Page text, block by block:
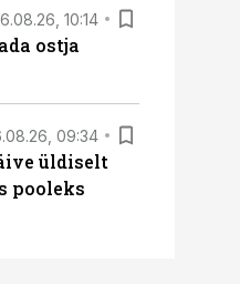
10:14
ostja
09:34
üldiselt
pooleks